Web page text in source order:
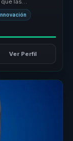
Innovación
Ver Perfil